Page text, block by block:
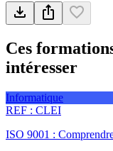
Ces
intéresser
Informatique
REF : CLEI
ISO 9001 :